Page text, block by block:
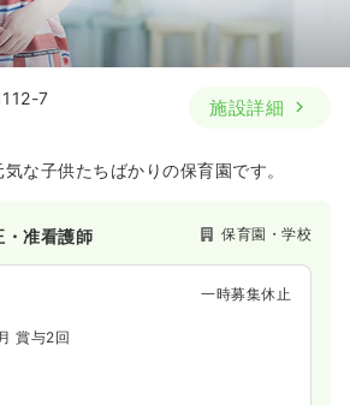
）
ださい
7
施設詳細
な子供たちばかりの保育園です。
・准看護師 保育園・学校
一時募集休止
賞与2回